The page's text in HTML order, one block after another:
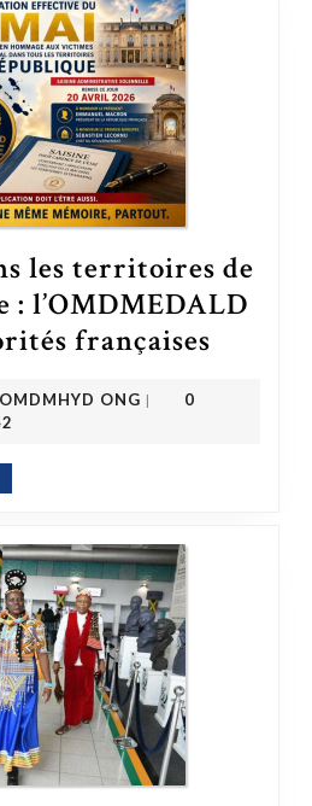
les territoires de
: l’OMDMEDALD
françaises
OMDMHYD ONG |
0
PLUS